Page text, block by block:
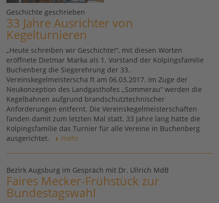
Geschichte geschrieben
33 Jahre Ausrichter von
Kegelturnieren
„Heute schreiben wir Geschichte!“, mit diesen Worten
eröffnete Dietmar Marka als 1. Vorstand der Kolpingsfamilie
Buchenberg die Siegerehrung der 33.
Vereinskegelmeisterscha ft am 06.03.2017. Im Zuge der
Neukonzeption des Landgasthofes „Sommerau“ werden die
Kegelbahnen aufgrund brandschutztechnischer
Anforderungen entfernt. Die Vereinskegelmeisterschaften
fanden damit zum letzten Mal statt. 33 Jahre lang hatte die
Kolpingsfamilie das Turnier für alle Vereine in Buchenberg
ausgerichtet.
mehr
Bezirk Augsburg im Gespräch mit Dr. Ullrich MdB
Faires Mecker-Frühstück zur
Bundestagswahl